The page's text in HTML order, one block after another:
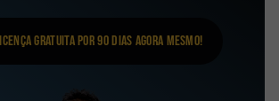
gratuita por 90 dias agora mesmo!